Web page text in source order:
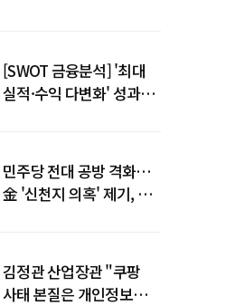
[SWOT 금융분석] '최대
실적·수익 다변화' 성과…
민주당 전대 공방 격화…
金 '신천지 의혹' 제기, 鄭
김정관 산업장관 "쿠팡
사태 본질은 개인정보